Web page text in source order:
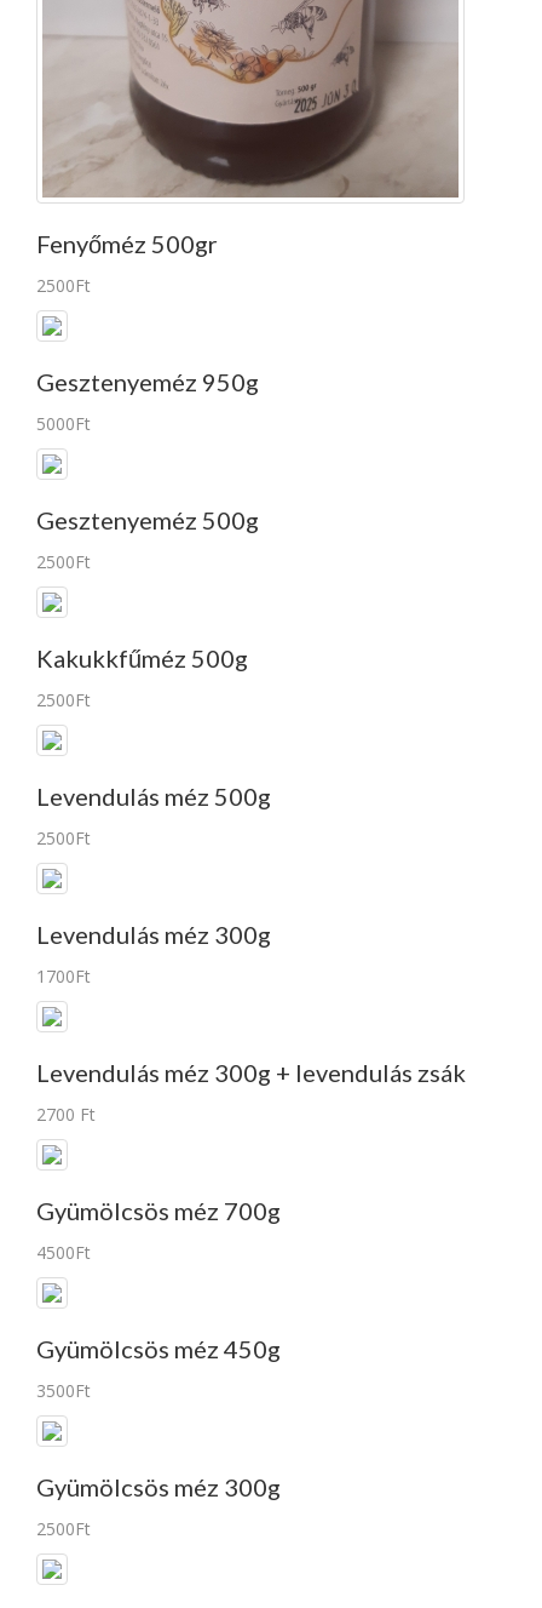
Fenyőméz 500gr
2500Ft
Gesztenyeméz 950g
5000Ft
Gesztenyeméz 500g
2500Ft
Kakukkfűméz 500g
2500Ft
Levendulás méz 500g
2500Ft
Levendulás méz 300g
1700Ft
Levendulás méz 300g + levendulás zsák
2700 Ft
Gyümölcsös méz 700g
4500Ft
Gyümölcsös méz 450g
3500Ft
Gyümölcsös méz 300g
2500Ft